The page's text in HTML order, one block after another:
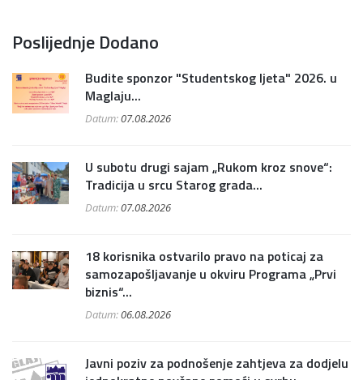
Poslijednje Dodano
Budite sponzor "Studentskog ljeta" 2026. u
Maglaju...
Datum:07.08.2026
U subotu drugi sajam „Rukom kroz snove“:
Tradicija u srcu Starog grada...
Datum:07.08.2026
18 korisnika ostvarilo pravo na poticaj za
samozapošljavanje u okviru Programa „Prvi
biznis“...
Datum:06.08.2026
Javni poziv za podnošenje zahtjeva za dodjelu